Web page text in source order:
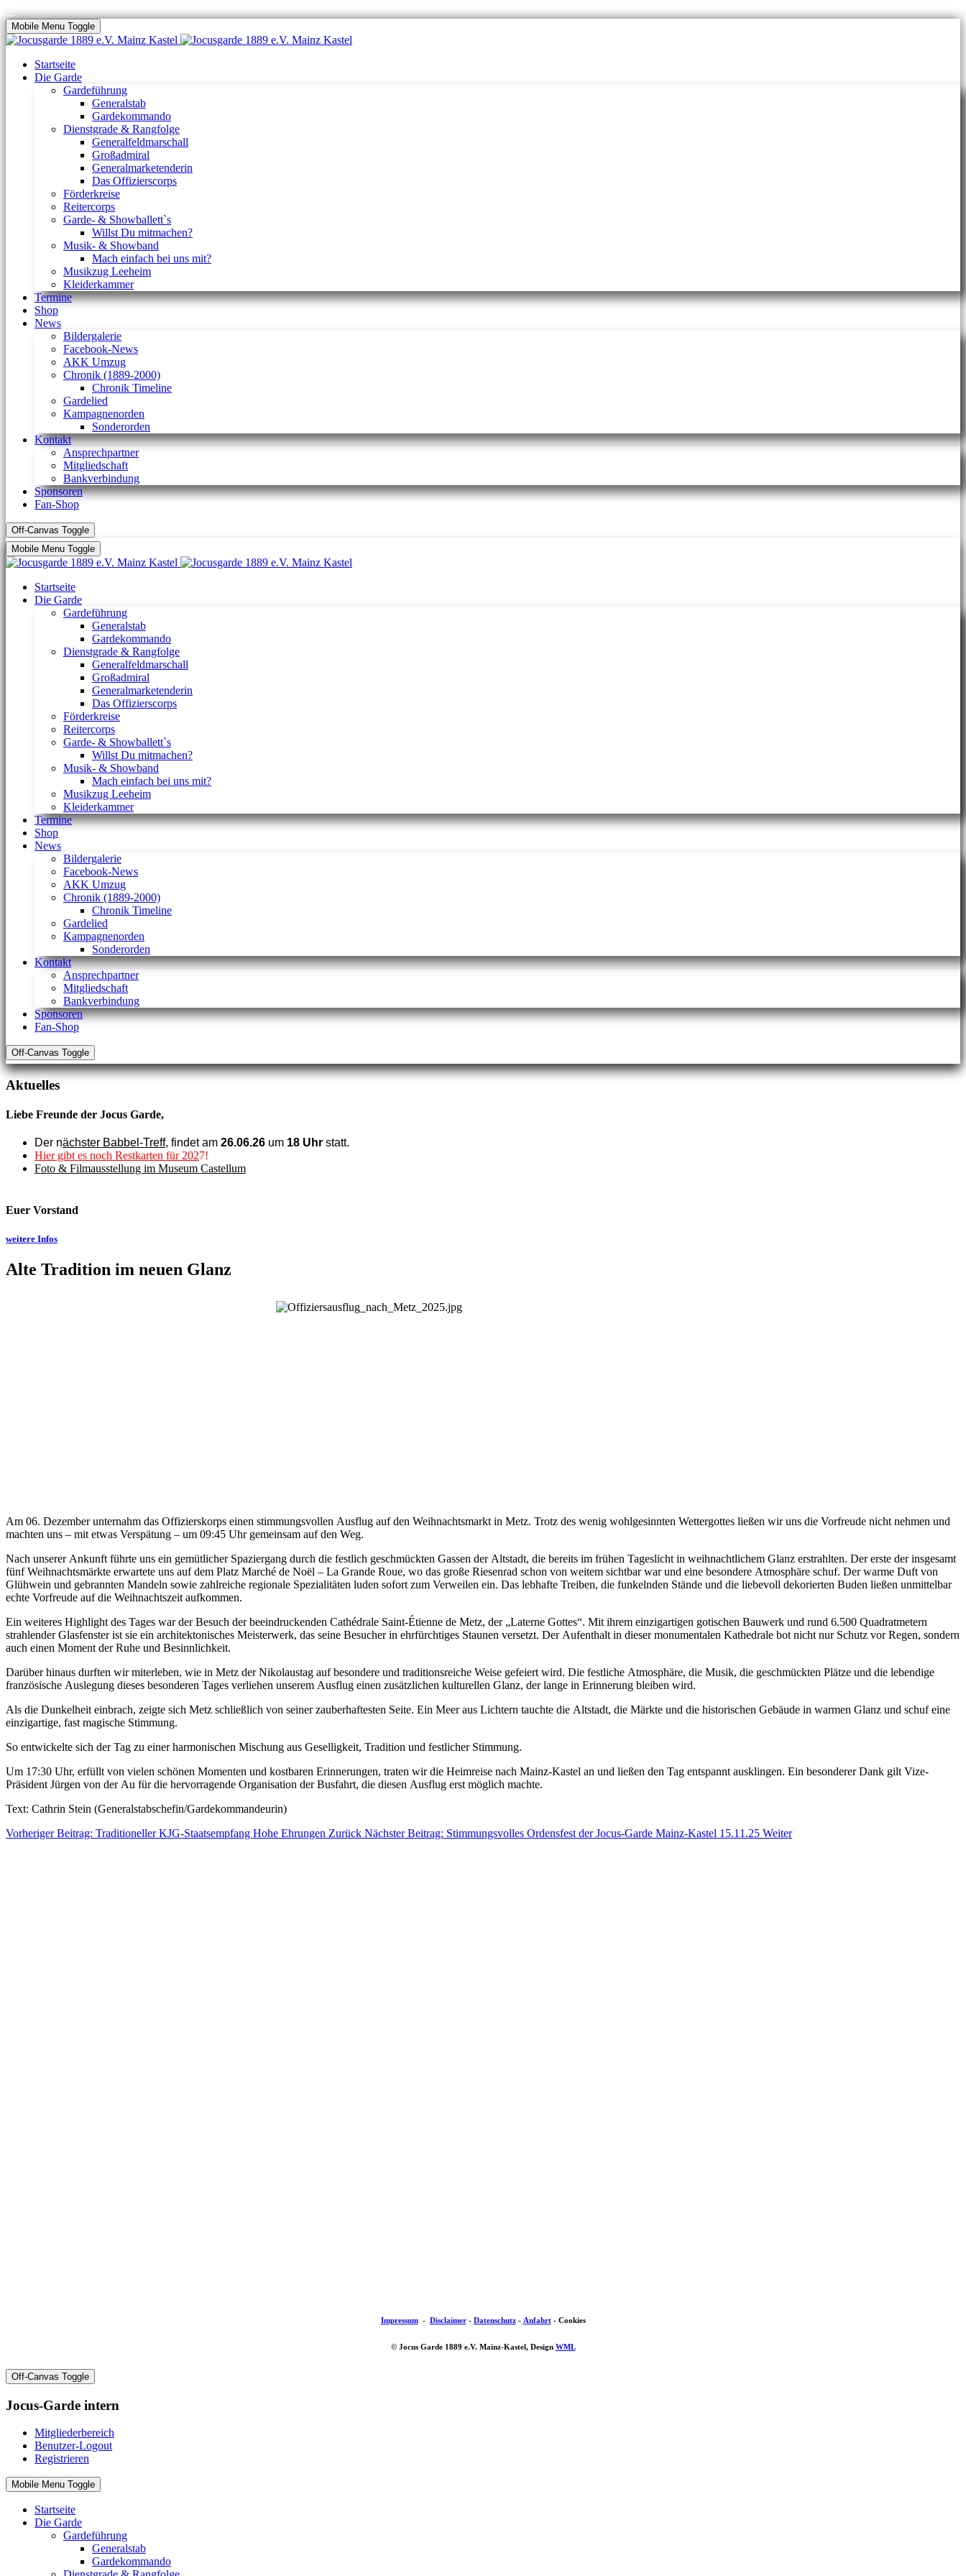
Mobile Menu Toggle
Startseite
Die Garde
Gardeführung
Generalstab
Gardekommando
Dienstgrade & Rangfolge
Generalfeldmarschall
Großadmiral
Generalmarketenderin
Das Offizierscorps
Förderkreise
Reitercorps
Garde- & Showballett`s
Willst Du mitmachen?
Musik- & Showband
Mach einfach bei uns mit?
Musikzug Leeheim
Kleiderkammer
Termine
Shop
News
Bildergalerie
Facebook-News
AKK Umzug
Chronik (1889-2000)
Chronik Timeline
Gardelied
Kampagnenorden
Sonderorden
Kontakt
Ansprechpartner
Mitgliedschaft
Bankverbindung
Sponsoren
Fan-Shop
Off-Canvas Toggle
Mobile Menu Toggle
Startseite
Die Garde
Gardeführung
Generalstab
Gardekommando
Dienstgrade & Rangfolge
Generalfeldmarschall
Großadmiral
Generalmarketenderin
Das Offizierscorps
Förderkreise
Reitercorps
Garde- & Showballett`s
Willst Du mitmachen?
Musik- & Showband
Mach einfach bei uns mit?
Musikzug Leeheim
Kleiderkammer
Termine
Shop
News
Bildergalerie
Facebook-News
AKK Umzug
Chronik (1889-2000)
Chronik Timeline
Gardelied
Kampagnenorden
Sonderorden
Kontakt
Ansprechpartner
Mitgliedschaft
Bankverbindung
Sponsoren
Fan-Shop
Off-Canvas Toggle
Aktuelles
Liebe Freunde der Jocus Garde,
Der nächster Babbel-Treff, findet am 26.06.26 um 18 Uhr statt.
Hier gibt es noch Restkarten für 2027!
Foto & Filmausstellung im Museum Castellum
Euer Vorstand
weitere Infos
Alte Tradition im neuen Glanz
Am 06. Dezember unternahm das Offizierskorps einen stimmungsvollen Ausflug auf den Weihnachtsmarkt in Metz. Trotz des wenig wohlgesinnten Wettergottes ließen wir uns die Vorfreude nicht nehmen und
machten uns – mit etwas Verspätung – um 09:45 Uhr gemeinsam auf den Weg.
Nach unserer Ankunft führte uns ein gemütlicher Spaziergang durch die festlich geschmückten Gassen der Altstadt, die bereits im frühen Tageslicht in weihnachtlichem Glanz erstrahlten. Der erste der insgesamt
fünf Weihnachtsmärkte erwartete uns auf dem Platz Marché de Noël – La Grande Roue, wo das große Riesenrad schon von weitem sichtbar war und eine besondere Atmosphäre schuf. Der warme Duft von
Glühwein und gebrannten Mandeln sowie zahlreiche regionale Spezialitäten luden sofort zum Verweilen ein. Das lebhafte Treiben, die funkelnden Stände und die liebevoll dekorierten Buden ließen unmittelbar
echte Vorfreude auf die Weihnachtszeit aufkommen.
Ein weiteres Highlight des Tages war der Besuch der beeindruckenden Cathédrale Saint-Étienne de Metz, der „Laterne Gottes“. Mit ihrem einzigartigen gotischen Bauwerk und rund 6.500 Quadratmetern
strahlender Glasfenster ist sie ein architektonisches Meisterwerk, das seine Besucher in ehrfürchtiges Staunen versetzt. Der Aufenthalt in dieser monumentalen Kathedrale bot nicht nur Schutz vor Regen, sondern
auch einen Moment der Ruhe und Besinnlichkeit.
Darüber hinaus durften wir miterleben, wie in Metz der Nikolaustag auf besondere und traditionsreiche Weise gefeiert wird. Die festliche Atmosphäre, die Musik, die geschmückten Plätze und die lebendige
französische Auslegung dieses besonderen Tages verliehen unserem Ausflug einen zusätzlichen kulturellen Glanz, der lange in Erinnerung bleiben wird.
Als die Dunkelheit einbrach, zeigte sich Metz schließlich von seiner zauberhaftesten Seite. Ein Meer aus Lichtern tauchte die Altstadt, die Märkte und die historischen Gebäude in warmen Glanz und schuf eine
einzigartige, fast magische Stimmung.
So entwickelte sich der Tag zu einer harmonischen Mischung aus Geselligkeit, Tradition und festlicher Stimmung.
Um 17:30 Uhr, erfüllt von vielen schönen Momenten und kostbaren Erinnerungen, traten wir die Heimreise nach Mainz-Kastel an und ließen den Tag entspannt ausklingen. Ein besonderer Dank gilt Vize-
Präsident Jürgen von der Au für die hervorragende Organisation der Busfahrt, die diesen Ausflug erst möglich machte.
Text: Cathrin Stein (Generalstabschefin/Gardekommandeurin)
Vorheriger Beitrag: Traditioneller KJG-Staatsempfang Hohe Ehrungen Zurück Nächster Beitrag: Stimmungsvolles Ordensfest der Jocus-Garde Mainz-Kastel 15.11.25 Weiter
Impressum- Disclaimer- Datenschutz- Anfahrt- Cookies
© Jocus Garde 1889 e.V. Mainz-Kastel, Design WML
Off-Canvas Toggle
Jocus-Garde intern
Mitgliederbereich
Benutzer-Logout
Registrieren
Mobile Menu Toggle
Startseite
Die Garde
Gardeführung
Generalstab
Gardekommando